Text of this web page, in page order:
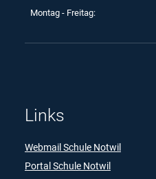
Montag - Freitag:
Links
Webmail Schule Notwil
Portal Schule Notwil